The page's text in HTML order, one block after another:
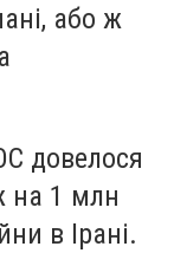
або ж
довелося
на 1 млн
в Ірані.